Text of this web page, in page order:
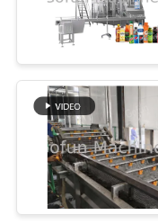
SHOW
DE
RV
SOBRE
NÓS
Linha
tomate